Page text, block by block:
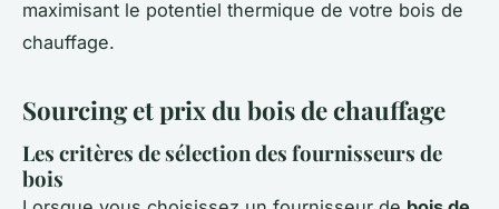
maximisant le potentiel thermique de votre bois de
chauffage.
Sourcing et prix du bois de chauffage
Les critères de sélection des fournisseurs de
bois